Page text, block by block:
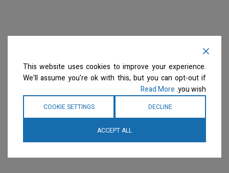
This website uses cookies to improve your experience.
We'll assume you're ok with this, but you can opt-out if
you wish.
Read More
DECLINE
COOKIE SETTINGS
ACCEPT ALL